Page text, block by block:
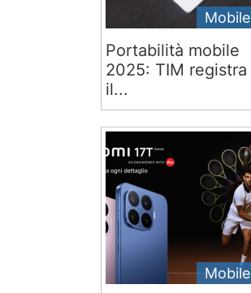
Mobile
Portabilità mobile
2025: TIM registra
il...
Mobile